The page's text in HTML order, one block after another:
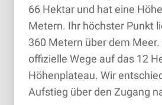
66 Hektar und hat eine
Metern. Ihr höchster Punkt
360 Metern über dem Meer.
offizielle Wege auf das 12
Höhenplateau. Wir
Aufstieg über den Zugang